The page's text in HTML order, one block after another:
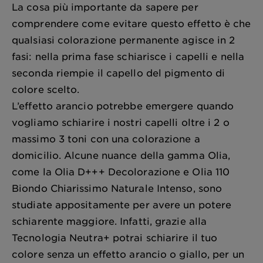
La cosa più importante da sapere per
comprendere come evitare questo effetto è che
qualsiasi colorazione permanente agisce in 2
fasi: nella prima fase schiarisce i capelli e nella
seconda riempie il capello del pigmento di
colore scelto.
L’effetto arancio potrebbe emergere quando
vogliamo schiarire i nostri capelli oltre i 2 o
massimo 3 toni con una colorazione a
domicilio. Alcune nuance della gamma Olia,
come la Olia D+++ Decolorazione e Olia 110
Biondo Chiarissimo Naturale Intenso, sono
studiate appositamente per avere un potere
schiarente maggiore. Infatti, grazie alla
Tecnologia Neutra+ potrai schiarire il tuo
colore senza un effetto arancio o giallo, per un